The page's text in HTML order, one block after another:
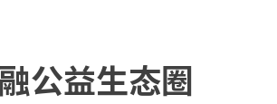
公益生态圈